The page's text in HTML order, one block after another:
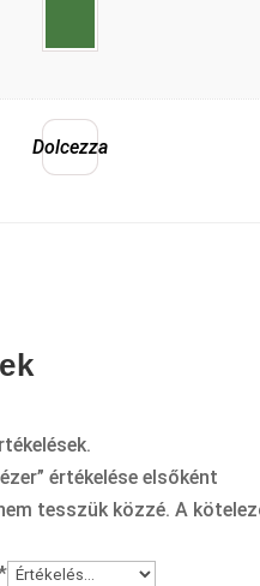
Dolcezza
értékelése elsőként
tesszük közzé. A